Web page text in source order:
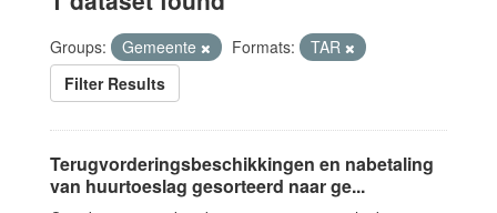
Groups: Gemeente Formats:
TAR
Filter Results
Terugvorderingsbeschikkingen en nabetaling
van huurtoeslag gesorteerd naar ge...